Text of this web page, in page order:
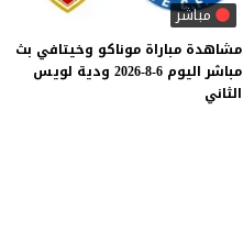
مباشر
مشاهدة مباراة موناكو وخيتافي بث
مباشر اليوم 6-8-2026 ودية لويس
الثاني